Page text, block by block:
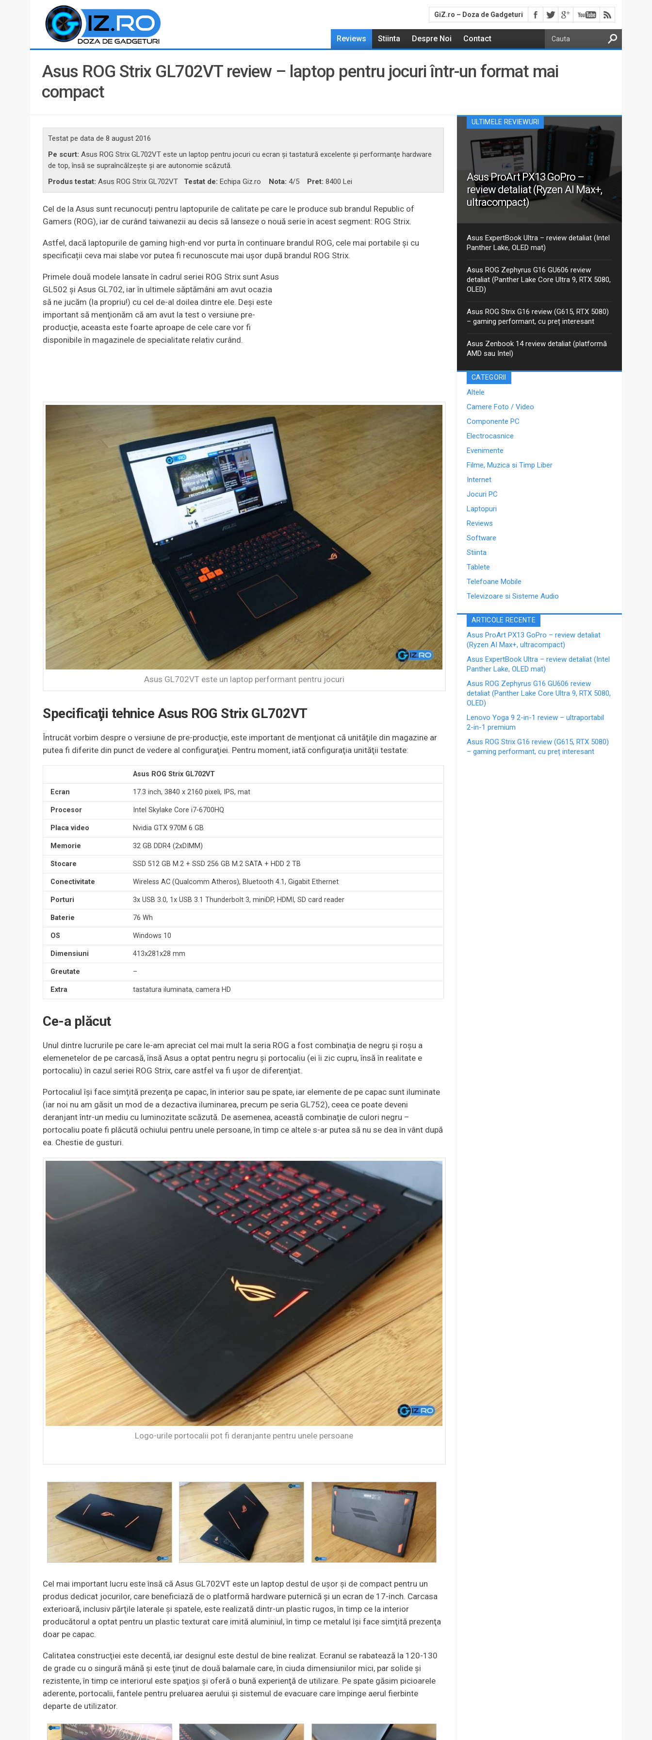
GiZ.ro – Doza de Gadgeturi
Reviews Stiinta Despre Noi Contact
Asus ROG Strix GL702VT review – laptop pentru jocuri într-un format mai
compact
Testat pe data de8 august 2016
Pe scurt:Asus ROG Strix GL702VT este un laptop pentru jocuri cu ecran şi tastatură excelente şi performanţe hardware
de top, însă se supraîncălzeşte şi are autonomie scăzută.
Produs testat:Asus ROG Strix GL702VT Testat de: Echipa Giz.ro Nota: 4/5 Pret: 8400 Lei
Cel de la Asus sunt recunocuți pentru laptopurile de calitate pe care le produce sub brandul Republic of
Gamers (ROG), iar de curând taiwanezii au decis să lanseze o nouă serie în acest segment: ROG Strix.
Astfel, dacă laptopurile de gaming high-end vor purta în continuare brandul ROG, cele mai portabile și cu
specificații ceva mai slabe vor putea fi recunoscute mai uşor după brandul ROG Strix.
Primele două modele lansate în cadrul seriei ROG Strix sunt Asus
GL502 şi Asus GL702, iar în ultimele săptămâni am avut ocazia
să ne jucăm (la propriu!) cu cel de-al doilea dintre ele. Deşi este
important să menţionăm că am avut la test o versiune pre-
producţie, aceasta este foarte aproape de cele care vor fi
disponibile în magazinele de specialitate relativ curând.
Asus GL702VT este un laptop performant pentru jocuri
Specificaţii tehnice Asus ROG Strix GL702VT
Întrucât vorbim despre o versiune de pre-producţie, este important de menţionat că unităţile din magazine ar
putea fi diferite din punct de vedere al configuraţiei. Pentru moment, iată configuraţia unităţii testate:
Asus ROG Strix GL702VT
Ecran 17.3 inch, 3840 x 2160 pixeli, IPS, mat
Procesor Intel Skylake Core i7-6700HQ
Placa video Nvidia GTX 970M 6 GB
Memorie 32 GB DDR4 (2xDIMM)
Stocare SSD 512 GB M.2 + SSD 256 GB M.2 SATA + HDD 2 TB
Conectivitate Wireless AC (Qualcomm Atheros), Bluetooth 4.1, Gigabit Ethernet
Porturi 3x USB 3.0, 1x USB 3.1 Thunderbolt 3, miniDP, HDMI, SD card reader
Baterie 76 Wh
OS Windows 10
Dimensiuni 413x281x28 mm
Greutate –
Extra tastatura iluminata, camera HD
Ce-a plăcut
Unul dintre lucrurile pe care le-am apreciat cel mai mult la seria ROG a fost combinaţia de negru şi roşu a
elemenetelor de pe carcasă, însă Asus a optat pentru negru şi portocaliu (ei îi zic cupru, însă în realitate e
portocaliu) în cazul seriei ROG Strix, care astfel va fi uşor de diferenţiat.
Portocaliul îşi face simţită prezenţa pe capac, în interior sau pe spate, iar elemente de pe capac sunt iluminate
(iar noi nu am găsit un mod de a dezactiva iluminarea, precum pe seria GL752), ceea ce poate deveni
deranjant într-un mediu cu luminozitate scăzută. De asemenea, această combinaţie de culori negru –
portocaliu poate fi plăcută ochiului pentru unele persoane, în timp ce altele s-ar putea să nu se dea în vânt după
ea. Chestie de gusturi.
Logo-urile portocalii pot fi deranjante pentru unele persoane
Cel mai important lucru este însă că Asus GL702VT este un laptop destul de uşor şi de compact pentru un
produs dedicat jocurilor, care beneficiază de o platformă hardware puternică și un ecran de 17-inch. Carcasa
exterioară, inclusiv părţile laterale şi spatele, este realizată dintr-un plastic rugos, în timp ce la interior
producătorul a optat pentru un plastic texturat care imită aluminiul, în timp ce metalul îşi face simţită prezenţa
doar pe capac.
Calitatea construcţiei este decentă, iar designul este destul de bine realizat. Ecranul se rabatează la 120-130
de grade cu o singură mână şi este ţinut de două balamale care, în ciuda dimensiunilor mici, par solide și
rezistente, în timp ce interiorul este spaţios şi oferă o bună experienţă de utilizare. Pe spate găsim picioarele
aderente, portocalii, fantele pentru preluarea aerului şi sistemul de evacuare care împinge aerul fierbinte
departe de utilizator.
ULTIMELE REVIEWURI
Asus ProArt PX13 GoPro –
review detaliat (Ryzen AI Max+,
ultracompact)
Aceasta este recenzia mea detaliată pentru varianta
actualizată 2026 GoPro Edition din seria Asus ProArt
PX13. Am discutat despre ProArt PX13 într-un articol
anterior, iar între timp Asus a...
Asus ExpertBook Ultra – review detaliat (Intel
Panther Lake, OLED mat)
Asus ROG Zephyrus G16 GU606 review
detaliat (Panther Lake Core Ultra 9, RTX 5080,
OLED)
Asus ROG Strix G16 review (G615, RTX 5080)
– gaming performant, cu preț interesant
Asus Zenbook 14 review detaliat (platformă
AMD sau Intel)
CATEGORII
Altele
Camere Foto / Video
Componente PC
Electrocasnice
Evenimente
Filme, Muzica si Timp Liber
Internet
Jocuri PC
Laptopuri
Reviews
Software
Stiinta
Tablete
Telefoane Mobile
Televizoare si Sisteme Audio
ARTICOLE RECENTE
Asus ProArt PX13 GoPro – review detaliat
(Ryzen AI Max+, ultracompact)
Asus ExpertBook Ultra – review detaliat (Intel
Panther Lake, OLED mat)
Asus ROG Zephyrus G16 GU606 review
detaliat (Panther Lake Core Ultra 9, RTX 5080,
OLED)
Lenovo Yoga 9 2-in-1 review – ultraportabil
2-in-1 premium
Asus ROG Strix G16 review (G615, RTX 5080)
– gaming performant, cu preț interesant